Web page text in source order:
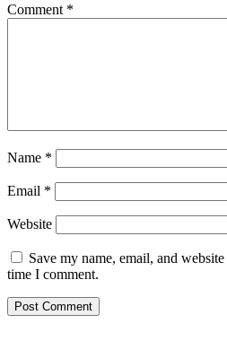
Comment *
Name *
Email *
Website
Save my name, email, and
time I comment.